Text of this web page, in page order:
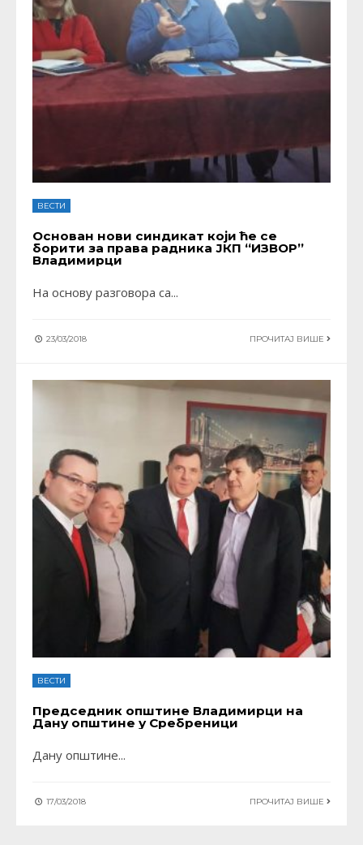
ВЕСТИ
Основан нови синдикат који ће се
борити за права радника ЈКП “ИЗВОР”
Владимирци
На основу разговора са...
23/03/2018 ПРОЧИТАЈ ВИШЕ
ВЕСТИ
Председник општине Владимирци на
Дану општине у Сребреници
Дану општине...
17/03/2018 ПРОЧИТАЈ ВИШЕ